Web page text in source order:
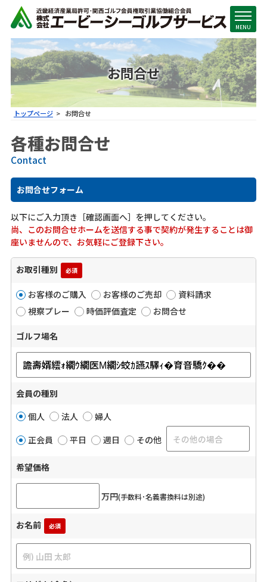
MENU
お問合せ
トップページ お問合せ
各種お問合せ
Contact
お問合せフォーム
以下にご入力頂き［確認画面へ］を押してください｡
尚、このお問合せホームを送信する事で契約が発生することは御
座いませんので、お気軽にご登録下さい。
お取引種別 必須
お客様のご購入 お客様のご売却
資料請求
視察プレー
時価評価査定 お問合せ
ゴルフ場名
会員の種別
個人
法人
婦人
正会員
平日 週日 その他
希望価格
万円(手数料･名義書換料は別途)
お名前 必須